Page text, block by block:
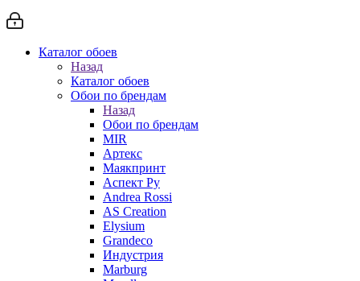
Каталог обоев
Назад
Каталог обоев
Обои по брендам
Назад
Обои по брендам
MIR
Артекс
Маякпринт
Аспект Ру
Andrea Rossi
AS Creation
Elysium
Grandeco
Индустрия
Marburg